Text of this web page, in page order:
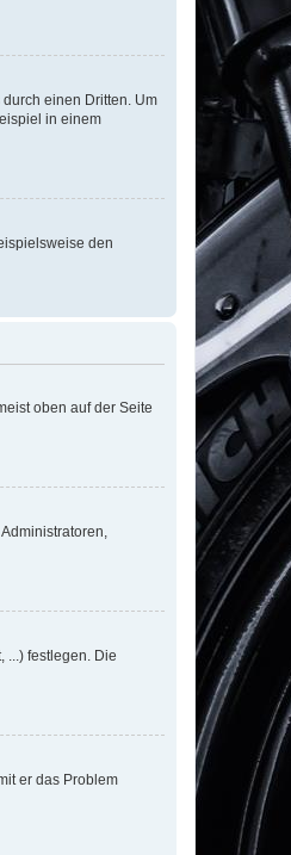
einen Dritten. Um
in einem
den
oben auf der Seite
...) festlegen. Die
er das Problem